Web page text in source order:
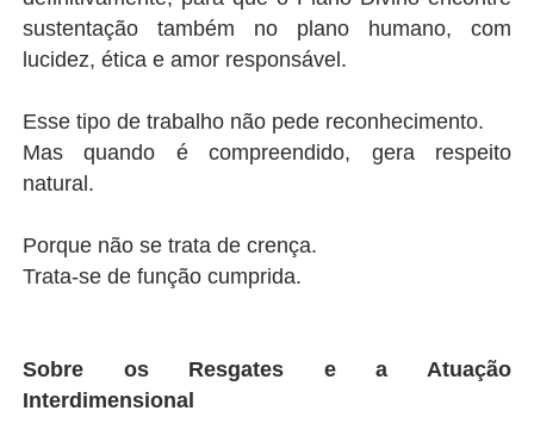
sustentação também no plano humano, com
lucidez, ética e amor responsável.
Esse tipo de trabalho não pede reconhecimento.
Mas quando é compreendido, gera respeito
natural.
Porque não se trata de crença.
Trata-se de função cumprida.
Sobre os Resgates e a Atuação
Interdimensional